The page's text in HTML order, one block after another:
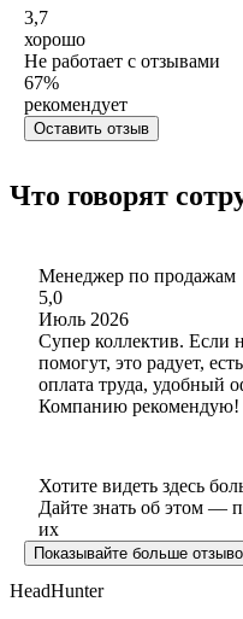
3,7
хорошо
Не работает с отзывами
67%
рекомендует
Оставить отзыв
Что говорят
Менеджер по продажам
5,0
Июль 2026
Супер коллектив. Если
помогут, это радует,
оплата труда, удобный
Компанию рекомендую!
Хотите видеть здесь
Дайте знать об этом —
их
Показывайте больше
HeadHunter